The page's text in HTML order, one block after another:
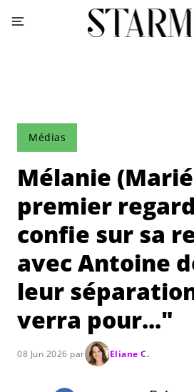
Médias
Mélanie
premier
confie sur sa
avec Antoine
leur
verra pour..."
08 Jun 2026 par Eliane C.